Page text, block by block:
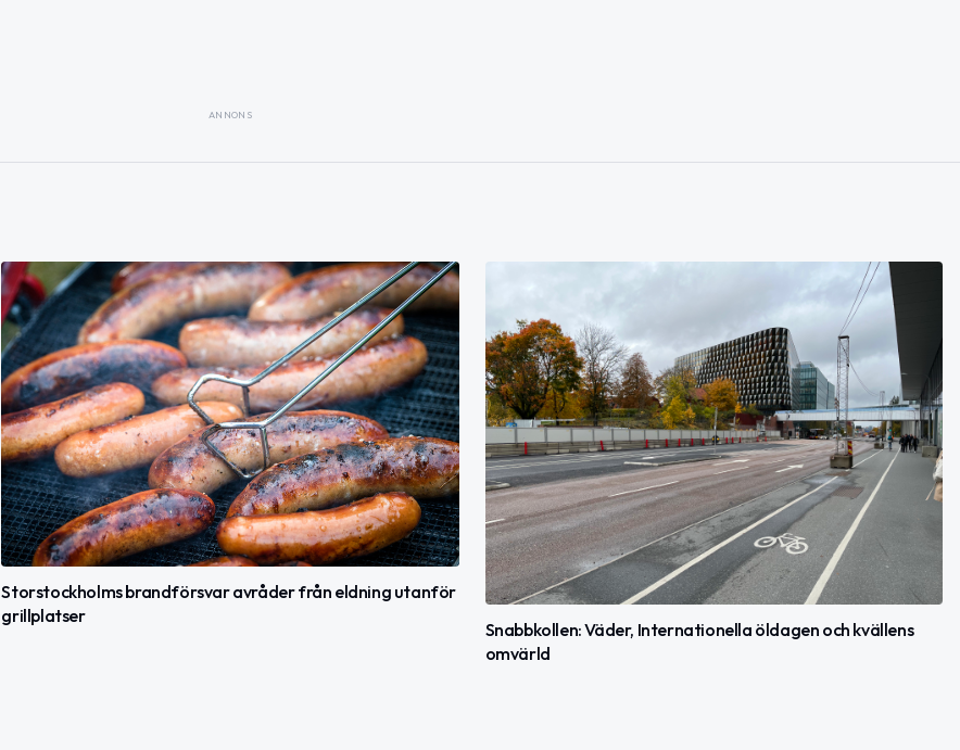
ANNONS
Storstockholms brandförsvar avråder från eldning utanför
grillplatser
Snabbkollen: Väder, Internationella öldagen och kvällens
omvärld